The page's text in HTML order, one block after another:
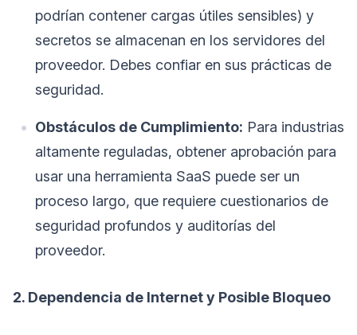
podrían contener cargas útiles sensibles) y
secretos se almacenan en los servidores del
proveedor. Debes confiar en sus prácticas de
seguridad.
Obstáculos de Cumplimiento: Para industrias
altamente reguladas, obtener aprobación para
usar una herramienta SaaS puede ser un
proceso largo, que requiere cuestionarios de
seguridad profundos y auditorías del
proveedor.
2. Dependencia de Internet y Posible Bloqueo